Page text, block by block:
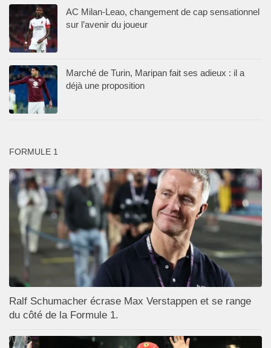
AC Milan-Leao, changement de cap sensationnel
sur l’avenir du joueur
Marché de Turin, Maripan fait ses adieux : il a
déjà une proposition
FORMULE 1
Ralf Schumacher écrase Max Verstappen et se range
du côté de la Formule 1.